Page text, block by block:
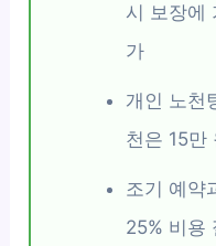
시 보장에
가
개인 노천
천은 15만
조기 예약
25% 비용